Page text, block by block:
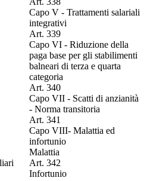
Capo V - Trattamenti salariali
integrativi
Art. 339
Capo VI - Riduzione della
paga base per gli stabilimenti
balneari di terza e quarta
categoria
Art. 340
Capo VII - Scatti di anzianità
- Norma transitoria
Art. 341
Capo VIII- Malattia ed
infortunio
Malattia
Art. 342
Infortunio